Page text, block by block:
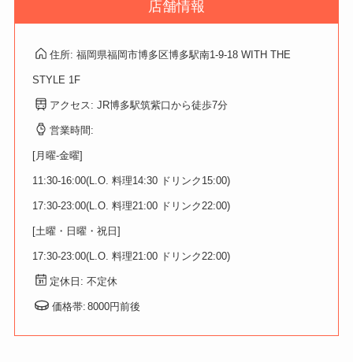
店舗情報
住所: 福岡県福岡市博多区博多駅南1-9-18 WITH THE
STYLE 1F
アクセス: JR博多駅筑紫口から徒歩7分
営業時間:
[月曜-金曜]
11:30-16:00(L.O. 料理14:30 ドリンク15:00)
17:30-23:00(L.O. 料理21:00 ドリンク22:00)
[土曜・日曜・祝日]
17:30-23:00(L.O. 料理21:00 ドリンク22:00)
定休日: 不定休
価格帯: 8000円前後